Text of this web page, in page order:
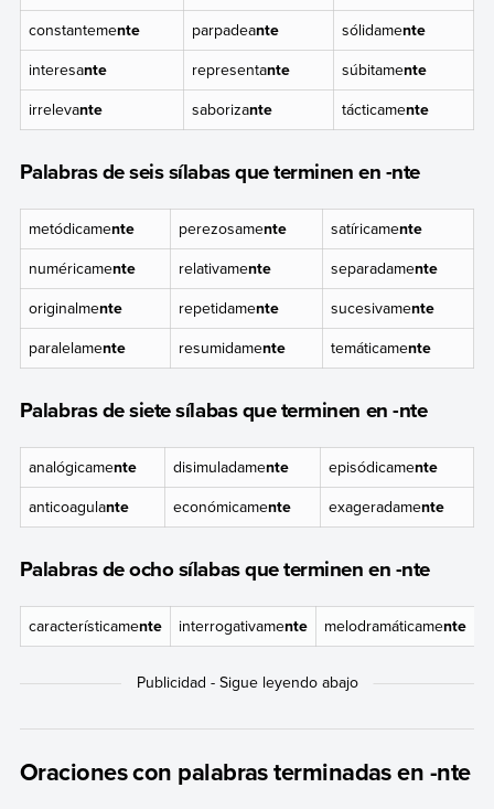
constantemente parpadeante sólidamente
interesante representante súbitamente
irrelevante saborizante tácticamente
Palabras de seis sílabas que terminen en -nte
metódicamente perezosamente satíricamente
numéricamente relativamente separadamente
originalmente repetidamente sucesivamente
paralelamente resumidamente temáticamente
Palabras de siete sílabas que terminen en -nte
analógicamente disimuladamente episódicamente
anticoagulante económicamente exageradamente
Palabras de ocho sílabas que terminen en -nte
característicamente interrogativamente melodramáticamente
Oraciones con palabras terminadas en -nte